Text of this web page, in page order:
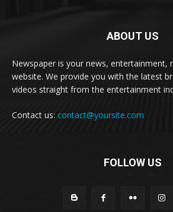
ABOUT US
Newspaper is your news, entertainment,
website. We provide you with the latest
videos straight from the entertainment
Contact us: contact@yoursite.com
FOLLOW US